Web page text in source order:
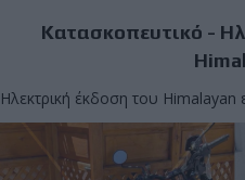
Κατασκοπευτικό -
Ηλεκτρική έκδοση του Himalayan